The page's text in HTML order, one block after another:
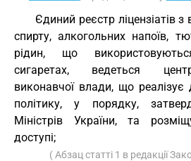
Єдиний реєстр ліцензіатів
спирту, алкогольних напоїв,
рідин, що
сигаретах, ведеться
виконавчої влади, що
політику, у порядку,
Міністрів України, та
доступі;
( Абзац статті 1 в редакції